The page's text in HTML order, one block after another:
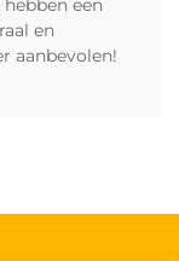
een
en
aanbevolen!